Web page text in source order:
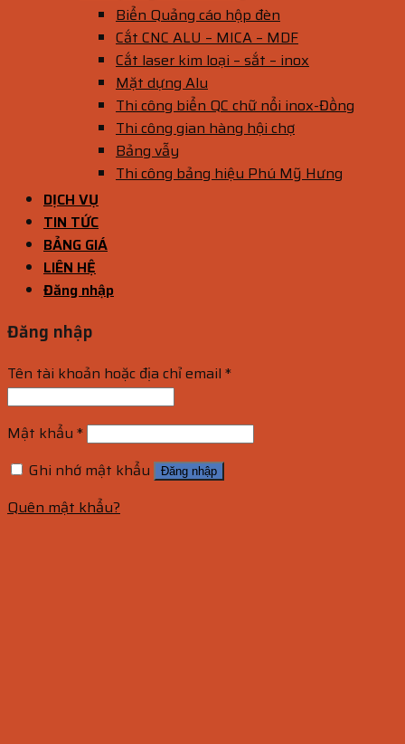
Biển Quảng cáo hộp đèn
Cắt CNC ALU – MICA – MDF
Cắt laser kim loại – sắt – inox
Mặt dựng Alu
Thi công biển QC chữ nổi inox-Đồng
Thi công gian hàng hội chợ
Bảng vẫy
Thi công bảng hiệu Phú Mỹ Hưng
DỊCH VỤ
TIN TỨC
BẢNG GIÁ
LIÊN HỆ
Đăng nhập
Đăng nhập
Tên tài khoản hoặc địa chỉ email *
Mật khẩu *
Ghi nhớ mật khẩu
Đăng nhập
Quên mật khẩu?